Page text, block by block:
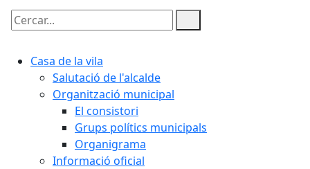
Cercar:
Casa de la vila
Salutació de l'alcalde
Organització municipal
El consistori
Grups polítics municipals
Organigrama
Informació oficial